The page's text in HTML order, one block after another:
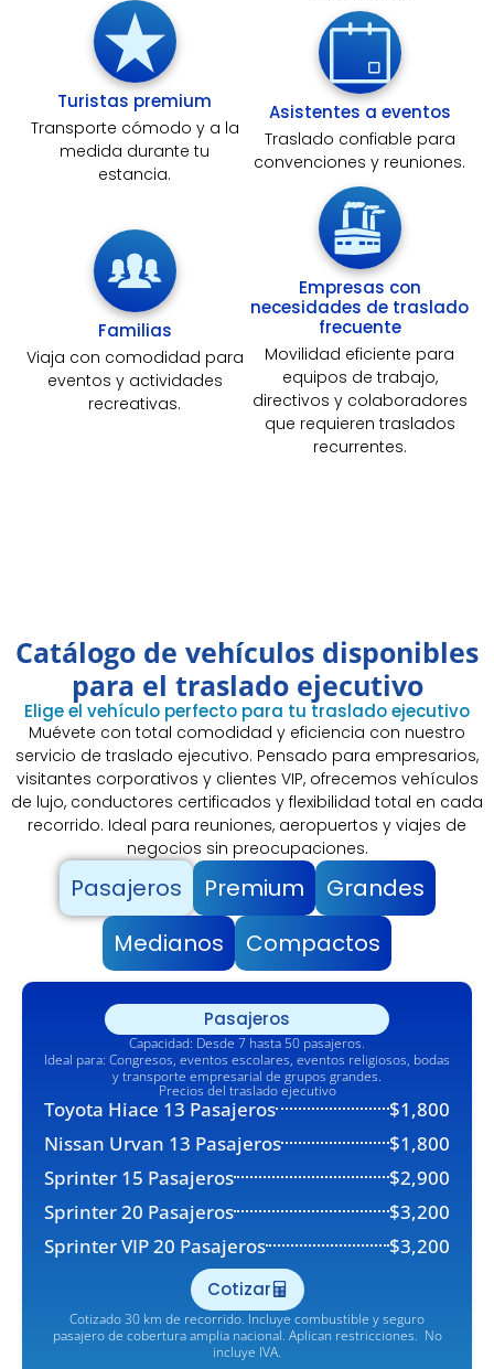
Turistas premium
Transporte cómodo y a la
medida durante tu
estancia.
Asistentes a eventos
Traslado confiable para
convenciones y reuniones.
Familias
Viaja con comodidad para
eventos y actividades
recreativas.
Empresas con
necesidades de traslado
frecuente
Movilidad eficiente para
equipos de trabajo,
directivos y colaboradores
que requieren traslados
recurrentes.
Catálogo de vehículos disponibles
para el traslado ejecutivo
Elige el vehículo perfecto para tu traslado ejecutivo
Muévete con total comodidad y eficiencia con nuestro
servicio de traslado ejecutivo. Pensado para empresarios,
visitantes corporativos y clientes VIP, ofrecemos vehículos
de lujo, conductores certificados y flexibilidad total en cada
recorrido. Ideal para reuniones, aeropuertos y viajes de
negocios sin preocupaciones.
Pasajeros Premium
Grandes
Medianos
Compactos
Pasajeros
Capacidad: Desde 7 hasta 50 pasajeros.
Ideal para: Congresos, eventos escolares, eventos religiosos, bodas
y transporte empresarial de grupos grandes.
Precios del traslado ejecutivo
Toyota Hiace 13 Pasajeros
$1,800
Nissan Urvan 13 Pasajeros
$1,800
Sprinter 15 Pasajeros
$2,900
Sprinter 20 Pasajeros
$3,200
Sprinter VIP 20 Pasajeros
$3,200
Cotizar
Cotizado 30 km de recorrido. Incluye combustible y seguro
pasajero de cobertura amplia nacional. Aplican restricciones. No
incluye IVA.